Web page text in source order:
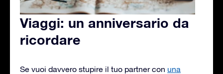
Viaggi: un anniversario da
ricordare
Se vuoi davvero stupire il tuo partner con una